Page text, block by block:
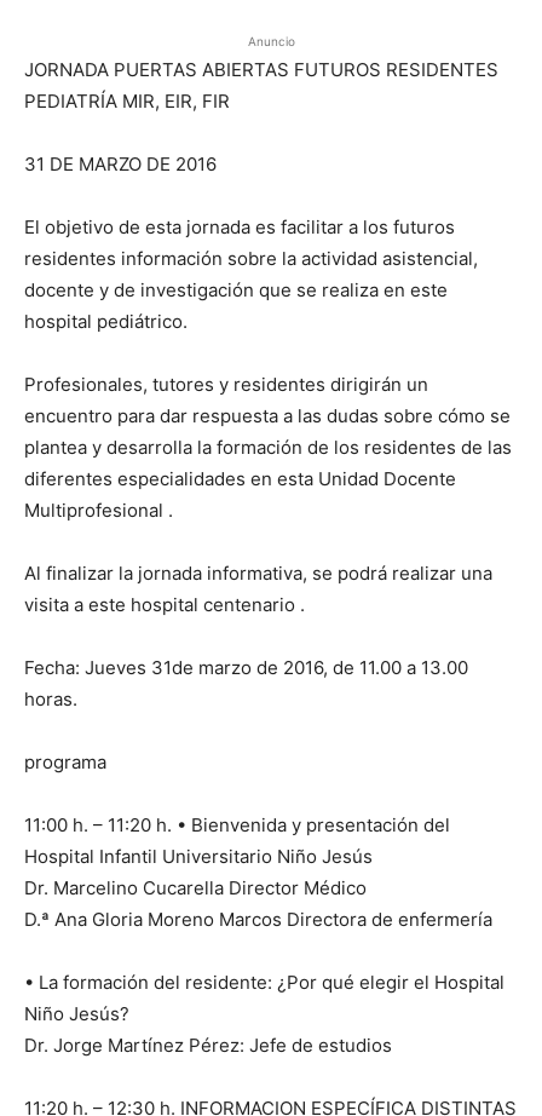
Anuncio
JORNADA PUERTAS ABIERTAS FUTUROS RESIDENTES
PEDIATRÍA MIR, EIR, FIR
31 DE MARZO DE 2016
El objetivo de esta jornada es facilitar a los futuros
residentes información sobre la actividad asistencial,
docente y de investigación que se realiza en este
hospital pediátrico.
Profesionales, tutores y residentes dirigirán un
encuentro para dar respuesta a las dudas sobre cómo se
plantea y desarrolla la formación de los residentes de las
diferentes especialidades en esta Unidad Docente
Multiprofesional .
Al finalizar la jornada informativa, se podrá realizar una
visita a este hospital centenario .
Fecha: Jueves 31de marzo de 2016, de 11.00 a 13.00
horas.
programa
11:00 h. – 11:20 h. • Bienvenida y presentación del
Hospital Infantil Universitario Niño Jesús
Dr. Marcelino Cucarella Director Médico
D.ª Ana Gloria Moreno Marcos Directora de enfermería
• La formación del residente: ¿Por qué elegir el Hospital
Niño Jesús?
Dr. Jorge Martínez Pérez: Jefe de estudios
11:20 h. – 12:30 h. INFORMACION ESPECÍFICA DISTINTAS